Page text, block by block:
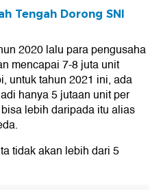
Tengah Dorong SNI
2020 lalu para pengusaha
mencapai 7-8 juta unit
untuk tahun 2021 ini, ada
hanya 5 jutaan unit per
lebih daripada itu alias
tidak akan lebih dari 5